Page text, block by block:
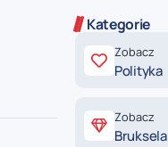
Kategorie
Zobacz
Polityka
Zobacz
Bruksela